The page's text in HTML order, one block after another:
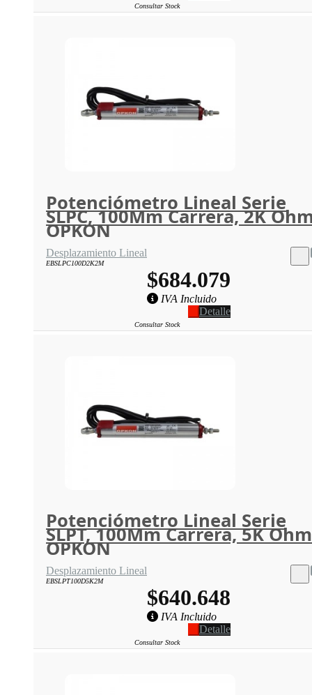
Consultar Stock
Potenciómetro Lineal Serie
SLPC, 100Mm Carrera, 2K
OPKON
Desplazamiento Lineal
EBSLPC100D2K2M
$684.079
IVA Incluido
Detalle
Consultar Stock
Potenciómetro Lineal Serie
SLPT, 100Mm Carrera, 5K Ohm
OPKON
Desplazamiento Lineal
EBSLPT100D5K2M
$640.648
IVA Incluido
Detalle
Consultar Stock